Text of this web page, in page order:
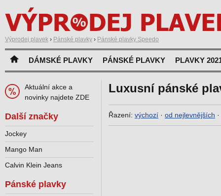
Výprodej plavek › Pánské plavky › Pánské plavky Speedo
DÁMSKÉ PLAVKY PÁNSKÉ PLAVKY PLAVKY
Luxusní pánské
Řazení: výchozí · od nejlevnějších ·
Aktuální akce a
novinky najdete ZDE
Další značky
Jockey
Mango Man
Calvin Klein Jeans
Pánské plavky